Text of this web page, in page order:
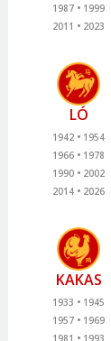
1987
1999
2011
2023
LÓ
1942
1954
1966
1978
1990
2002
2014
2026
KAKAS
1933
1945
1957
1969
1981
1993